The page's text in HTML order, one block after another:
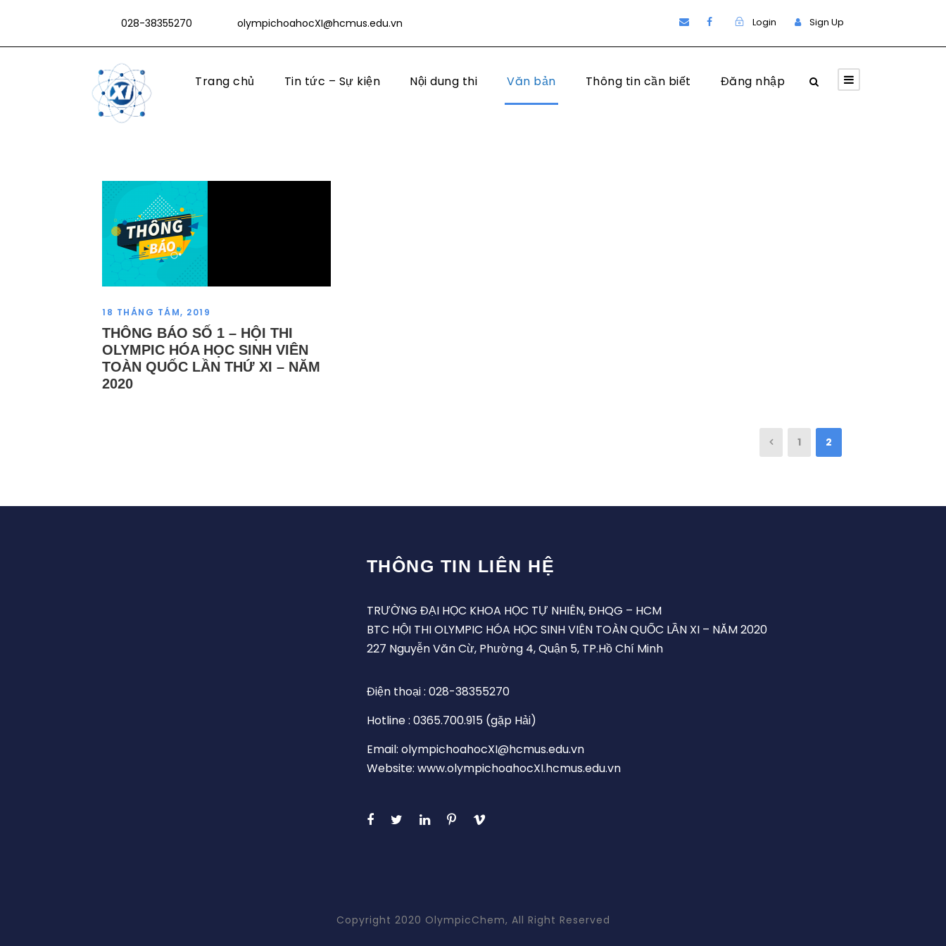
028-38355270 olympichoahocXI@hcmus.edu.vn Login Sign Up
Trang chủ Tin tức – Sự kiện Nội dung thi Văn bản Thông tin cần biết Đăng nhập
18 THÁNG TÁM, 2019
THÔNG BÁO SỐ 1 – HỘI THI
OLYMPIC HÓA HỌC SINH VIÊN
TOÀN QUỐC LẦN THỨ XI – NĂM
2020
1 2
THÔNG TIN LIÊN HỆ
TRƯỜNG ĐẠI HỌC KHOA HỌC TỰ NHIÊN, ĐHQG – HCM
BTC HỘI THI OLYMPIC HÓA HỌC SINH VIÊN TOÀN QUỐC LẦN XI – NĂM 2020
227 Nguyễn Văn Cừ, Phường 4, Quận 5, TP.Hồ Chí Minh
Điện thoại : 028-38355270
Hotline : 0365.700.915 (gặp Hải)
Email: olympichoahocXI@hcmus.edu.vn
Website: www.olympichoahocXI.hcmus.edu.vn
Copyright 2020 OlympicChem, All Right Reserved